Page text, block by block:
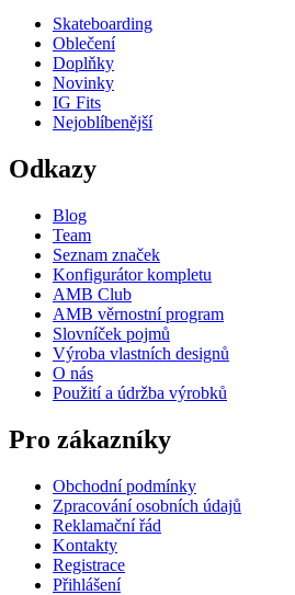
Skateboarding
Oblečení
Doplňky
Novinky
IG Fits
Nejoblíbenější
Odkazy
Blog
Team
Seznam značek
Konfigurátor kompletu
AMB Club
AMB věrnostní program
Slovníček pojmů
Výroba vlastních designů
O nás
Použití a údržba výrobků
Pro zákazníky
Obchodní podmínky
Zpracování osobních údajů
Reklamační řád
Kontakty
Registrace
Přihlášení